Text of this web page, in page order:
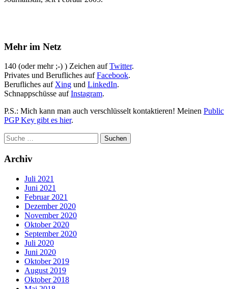
Mehr im Netz
140 (oder mehr ;-) ) Zeichen aufTwitter.
Privates und Berufliches aufFacebook.
Berufliches auf Xing und LinkedIn.
Schnappschüsse aufInstagram.
P.S.: Mich kann man auch verschlüsselt kontaktieren! Meinen Public
PGP Key gibt es hier.
Archiv
Juli 2021
Juni 2021
Februar 2021
Dezember 2020
November 2020
Oktober 2020
September 2020
Juli 2020
Juni 2020
Oktober 2019
August 2019
Oktober 2018